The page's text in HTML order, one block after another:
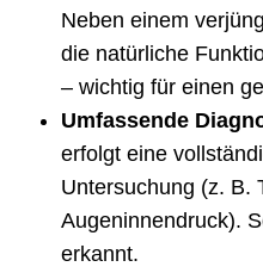
Neben einem
die natürliche
– wichtig für einen
Umfassende
erfolgt eine
Untersuchung (z. B.
Augeninnendruck).
erkannt.